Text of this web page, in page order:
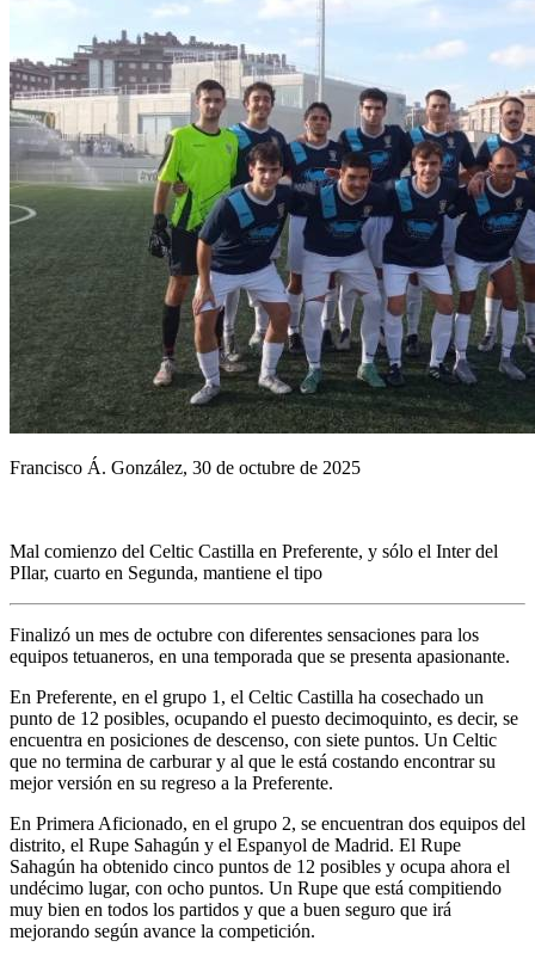
Francisco Á. González, 30 de octubre de 2025
Mal comienzo del Celtic Castilla en Preferente, y sólo el Inter del
PIlar, cuarto en Segunda, mantiene el tipo
Finalizó un mes de octubre con diferentes sensaciones para los
equipos tetuaneros, en una temporada que se presenta apasionante.
En Preferente, en el grupo 1, el Celtic Castilla ha cosechado un
punto de 12 posibles, ocupando el puesto decimoquinto, es decir, se
encuentra en posiciones de descenso, con siete puntos. Un Celtic
que no termina de carburar y al que le está costando encontrar su
mejor versión en su regreso a la Preferente.
En Primera Aficionado, en el grupo 2, se encuentran dos equipos del
distrito, el Rupe Sahagún y el Espanyol de Madrid. El Rupe
Sahagún ha obtenido cinco puntos de 12 posibles y ocupa ahora el
undécimo lugar, con ocho puntos. Un Rupe que está compitiendo
muy bien en todos los partidos y que a buen seguro que irá
mejorando según avance la competición.